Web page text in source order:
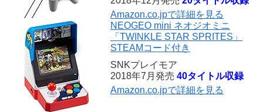
Amazon.co.jpで詳細を見る
NEOGEO mini ネオジオミニ
「TWINKLE STAR SPRITES」
STEAMコード付き
SNKプレイモア
2018年7月発売 40タイトル収録
Amazon.co.jpで詳細を見る